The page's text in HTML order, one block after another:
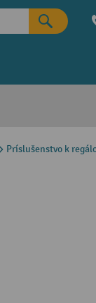
Príslušenstvo k